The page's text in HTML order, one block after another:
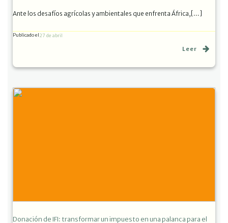
Ante los desafíos agrícolas y ambientales que enfrenta África,[…]
Publicado el27 de abril
Leer
Donación de IFI: transformar un impuesto en una palanca para el